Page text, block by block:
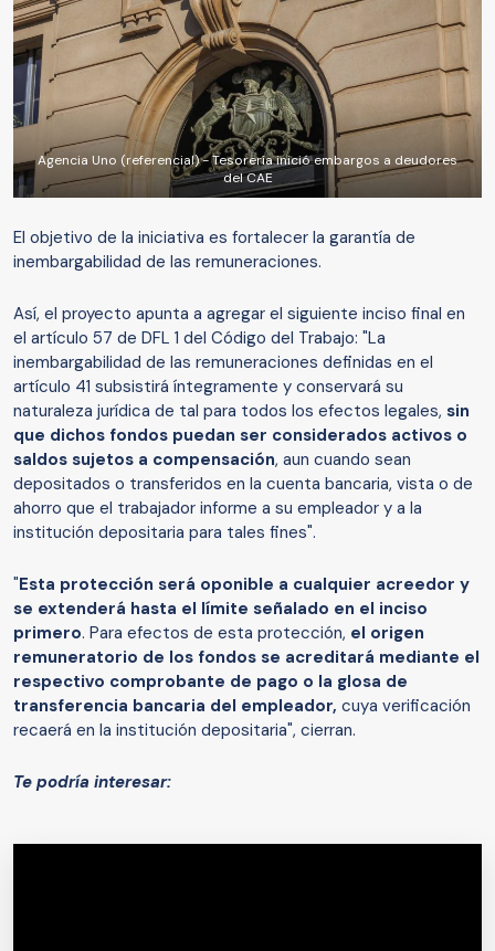
Agencia Uno (referencial) - Tesorería inició embargos a deudores
del CAE
El objetivo de la iniciativa es fortalecer la garantía de
inembargabilidad de las remuneraciones.
Así, el proyecto apunta a agregar el siguiente inciso final en
el artículo 57 de DFL 1 del Código del Trabajo: "La
inembargabilidad de las remuneraciones definidas en el
artículo 41 subsistirá íntegramente y conservará su
naturaleza jurídica de tal para todos los efectos legales, sin
que dichos fondos puedan ser considerados activos o
saldos sujetos a compensación, aun cuando sean
depositados o transferidos en la cuenta bancaria, vista o de
ahorro que el trabajador informe a su empleador y a la
institución depositaria para tales fines".
"Esta protección será oponible a cualquier acreedor y
se extenderá hasta el límite señalado en el inciso
primero. Para efectos de esta protección, el origen
remuneratorio de los fondos se acreditará mediante el
respectivo comprobante de pago o la glosa de
transferencia bancaria del empleador, cuya verificación
recaerá en la institución depositaria", cierran.
Te podría interesar: